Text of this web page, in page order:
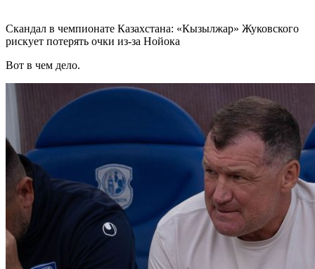
Скандал в чемпионате Казахстана: «Кызылжар» Жуковского
рискует потерять очки из-за Нойока
Вот в чем дело.